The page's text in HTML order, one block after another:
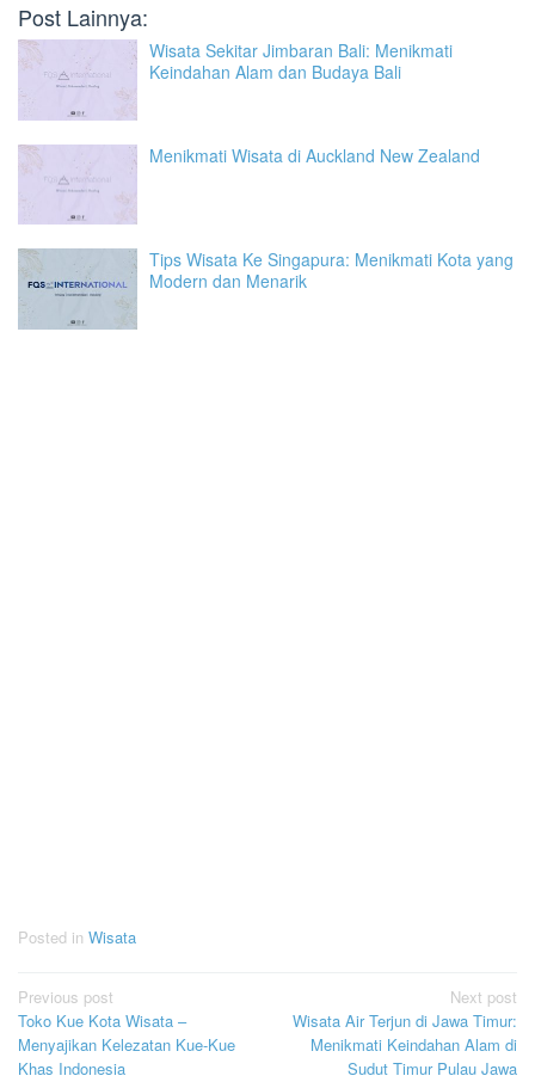
Post Lainnya:
Wisata Sekitar Jimbaran Bali: Menikmati
Keindahan Alam dan Budaya Bali
Menikmati Wisata di Auckland New Zealand
Tips Wisata Ke Singapura: Menikmati Kota yang
Modern dan Menarik
Posted in Wisata
Post
navigation
Previous post
Toko Kue Kota Wisata –
Menyajikan Kelezatan Kue-Kue
Khas Indonesia
Next post
Wisata Air Terjun di Jawa Timur:
Menikmati Keindahan Alam di
Sudut Timur Pulau Jawa